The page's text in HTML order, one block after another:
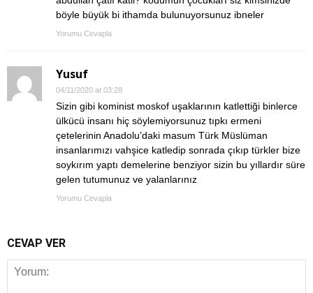
böyle büyük bi ithamda bulunuyorsunuz ibneler
Yorumu Cevapla
Yusuf
04/11/2020 at 03:28
Sizin gibi kominist moskof uşaklarının katlettiği binlerce
ülkücü insanı hiç söylemiyorsunuz tıpkı ermeni
çetelerinin Anadolu’daki masum Türk Müslüman
insanlarımızı vahşice katledip sonrada çıkıp türkler bize
soykırım yaptı demelerine benziyor sizin bu yıllardır süre
gelen tutumunuz ve yalanlarınız
Yorumu Cevapla
CEVAP VER